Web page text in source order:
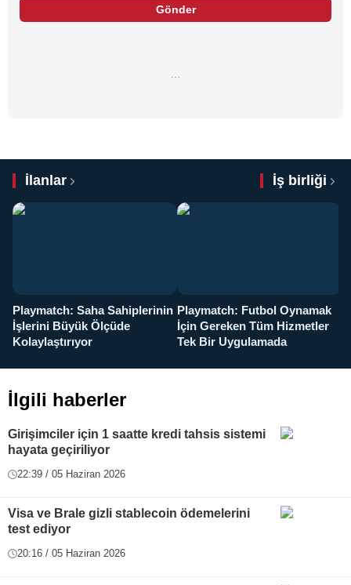
Gönder
İlanlar İş birliği
Playmatch: Saha Sahiplerinin
İşlerini Büyük Ölçüde
Kolaylaştırıyor
Playmatch: Futbol Oynamak
İçin Gereken Tüm Hizmetler
Tek Bir Uygulamada
İlgili haberler
Girişimciler için 1 saatte kredi tahsis sistemi
hayata geçiriliyor
22:39 / 05 Haziran 2026
Visa ve Brale gizli stablecoin ödemelerini
test ediyor
20:16 / 05 Haziran 2026